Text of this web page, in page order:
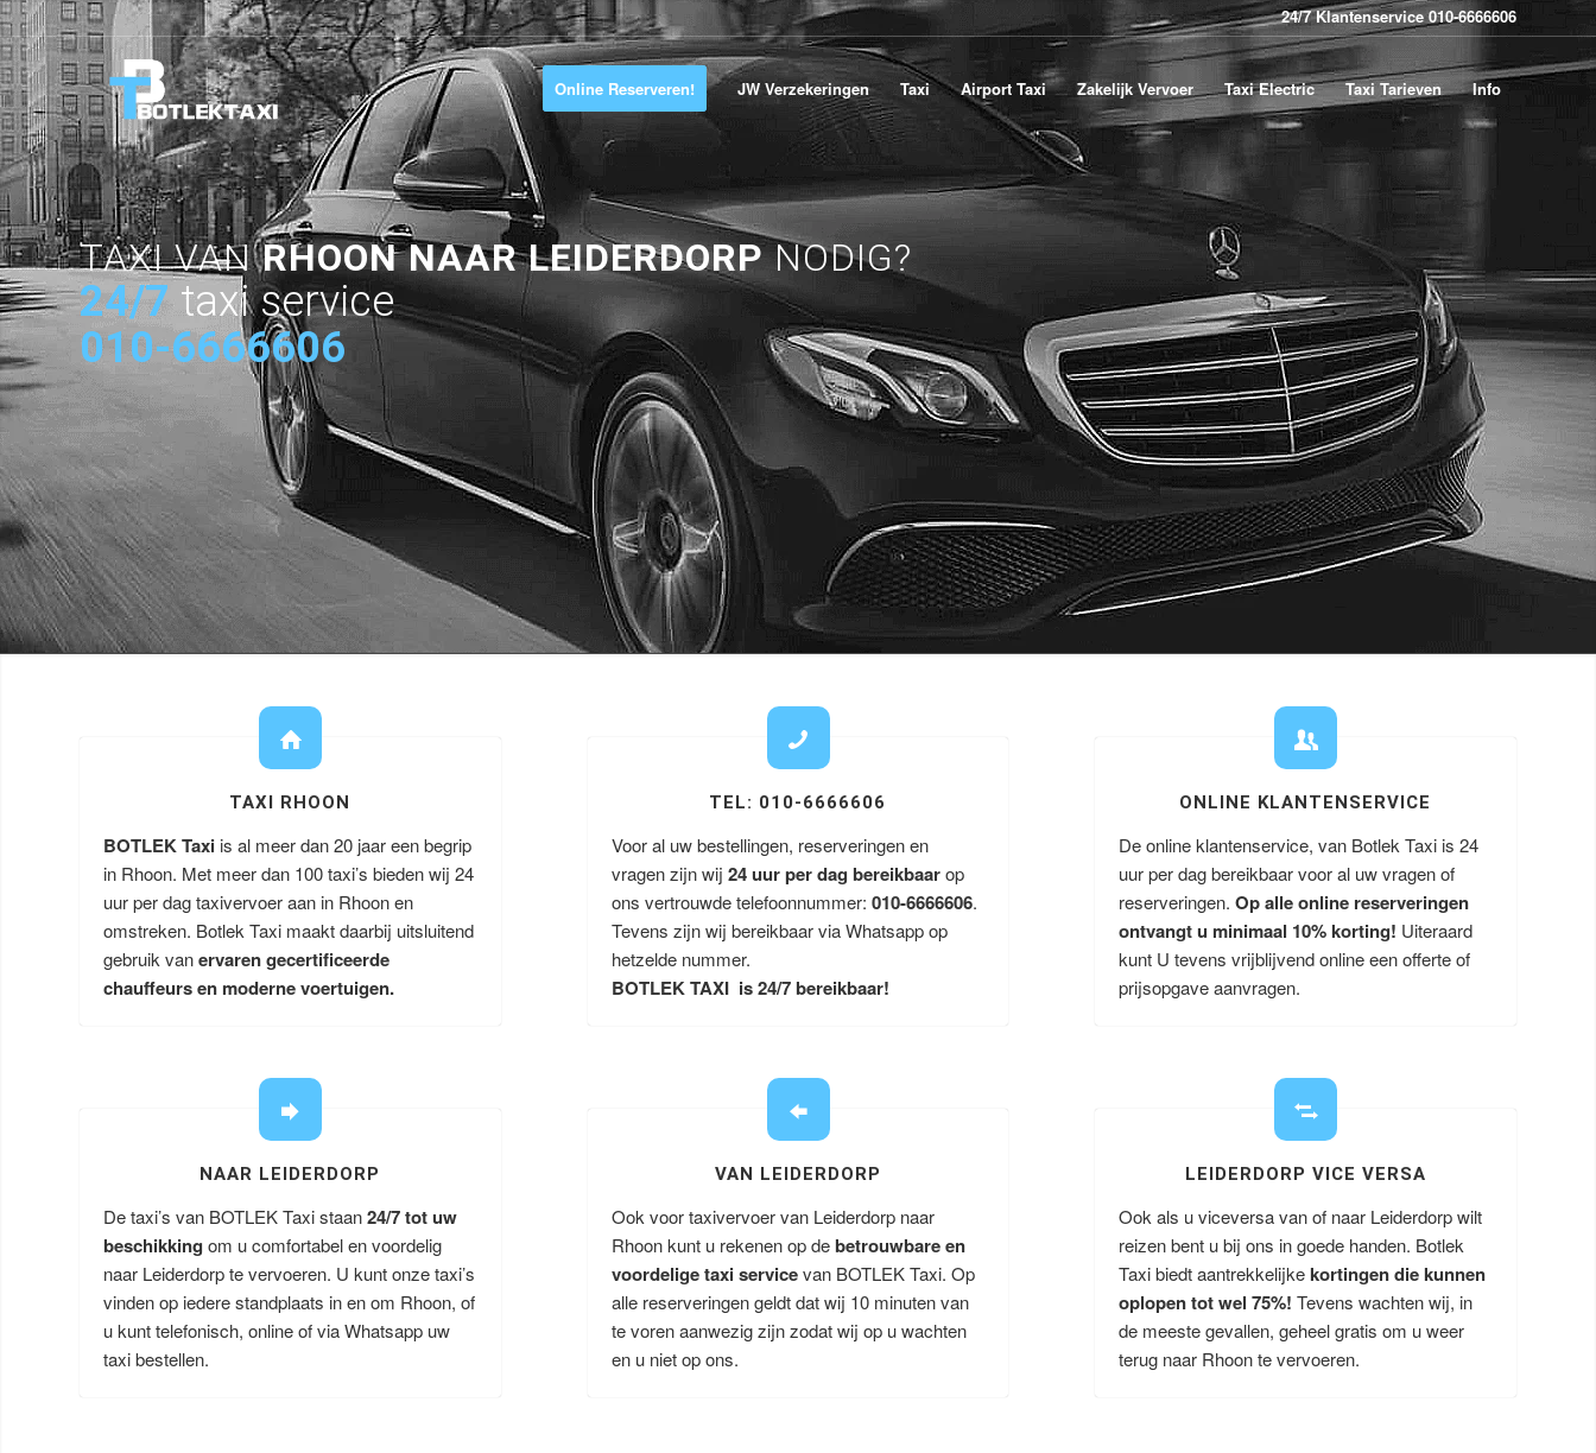
24/7 Klantenservice 010-6666606
Online Reserveren! JW Verzekeringen Taxi Airport Taxi Zakelijk Vervoer Taxi Electric Taxi Tarieven Info
TAXI VANRHOON NAAR LEIDERDORPNODIG?
24/7 taxi service
010-6666606
TAXI RHOON
BOTLEK Taxi is al meer dan 20 jaar een begrip
in Rhoon. Met meer dan 100 taxi’s bieden wij 24
uur per dag taxivervoer aan in Rhoon en
omstreken. Botlek Taxi maakt daarbij uitsluitend
gebruik vanervaren gecertificeerde
chauffeurs en moderne voertuigen.
TEL: 010-6666606
Voor al uw bestellingen, reserveringen en
vragen zijn wij 24 uur per dag bereikbaarop
ons vertrouwde telefoonnummer: 010-6666606.
Tevens zijn wij bereikbaar via Whatsapp op
hetzelde nummer.
BOTLEK TAXI is 24/7 bereikbaar!
ONLINE KLANTENSERVICE
De online klantenservice, van Botlek Taxi is 24
uur per dag bereikbaar voor al uw vragen of
reserveringen.Op alle online reserveringen
ontvangt u minimaal 10% korting! Uiteraard
kunt U tevens vrijblijvend online een offerte of
prijsopgave aanvragen.
NAAR LEIDERDORP
De taxi’s van BOTLEK Taxi staan24/7 tot uw
beschikking om u comfortabel en voordelig
naar Leiderdorp te vervoeren. U kunt onze taxi’s
vinden op iedere standplaats in en om Rhoon, of
u kunt telefonisch, online of via Whatsapp uw
taxi bestellen.
VAN LEIDERDORP
Ook voor taxivervoer van Leiderdorp naar
Rhoon kunt u rekenen op debetrouwbare en
voordelige taxi servicevan BOTLEK Taxi. Op
alle reserveringen geldt dat wij 10 minuten van
te voren aanwezig zijn zodat wij op u wachten
en u niet op ons.
LEIDERDORP VICE VERSA
Ook als u viceversa van of naar Leiderdorp wilt
reizen bent u bij ons in goede handen. Botlek
Taxi biedt aantrekkelijkekortingen die kunnen
oplopen tot wel 75%!Tevens wachten wij, in
de meeste gevallen, geheel gratis om u weer
terug naar Rhoon te vervoeren.